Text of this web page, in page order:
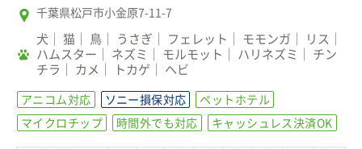
千葉県松戸市小金原7-11-7
犬 猫 鳥 うさぎ フェレット モモンガ
リス
ハムスター
ネズミ モルモット ハリネズミ
チン
チラ
カメ トカゲ ヘビ
アニコム対応 ソニー損保対応
ペットホテル
マイクロチップ
時間外でも対応 キャッシュレス決済OK